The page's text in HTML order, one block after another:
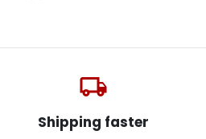
local_shipping
Shipping faster